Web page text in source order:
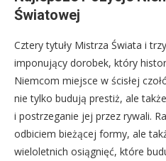
Światowej
Cztery tytuły Mistrza Świata i
imponujący dorobek, który
Niemcom miejsce w ścisłej
nie tylko budują prestiż, ale
i postrzeganie jej przez rywali.
odbiciem bieżącej formy, ale
wieloletnich osiągnięć, które